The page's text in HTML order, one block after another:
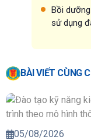
Bồi
sử dụng
BÀI VIẾT CÙNG
05/08/2026